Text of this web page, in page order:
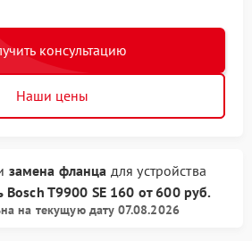
консультацию
Наши цены
замена фланца для устройства
Bosch T9900 SE 160 от600 руб.
на текущую дату 07.08.2026